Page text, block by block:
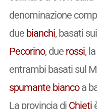
denominazione
due bianchi, basati
Pecorino, due rossi,
entrambi basati sul
spumante biancoa
La provincia di Chieti